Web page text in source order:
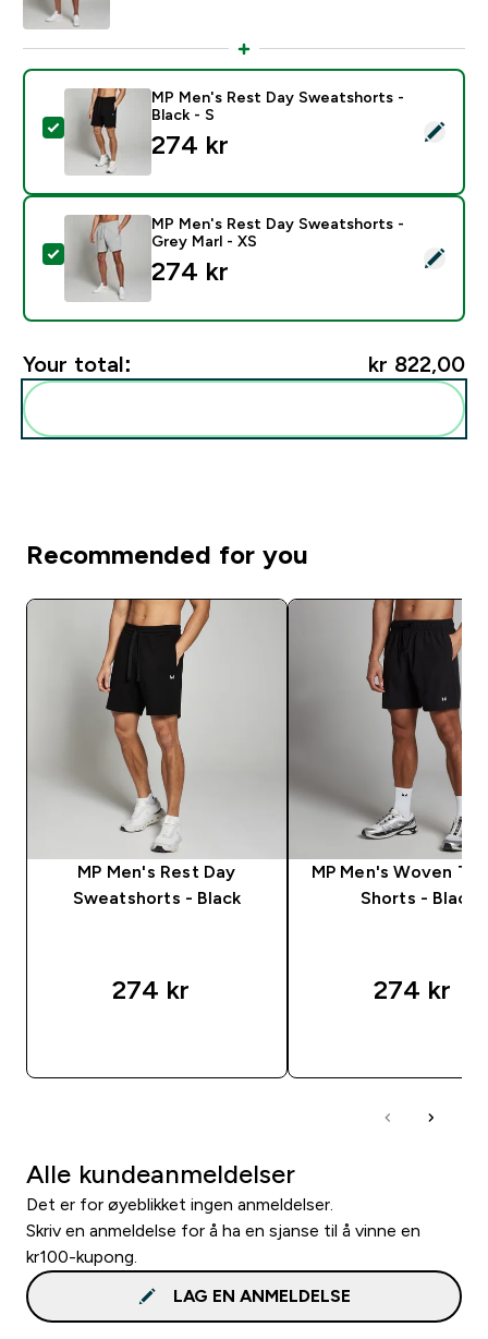
Select this product - MP Men's Rest Day
MP Men's Rest Day Sweatshorts -
Black - S
274 kr‎
Select this product - MP Men's Rest Day
MP Men's Rest Day Sweatshorts -
Grey Marl - XS
274 kr‎
Your total: kr 822,00‎
Recommended for you
MP Men's Rest Day
Sweatshorts - Black
274 kr‎
MP Men's Woven
Shorts - Black
274 kr‎
Alle kundeanmeldelser
Det er for øyeblikket ingen anmeldelser.
Skriv en anmeldelse for å ha en sjanse til å vinne en
kr100-kupong.
LAG EN ANMELDELSE